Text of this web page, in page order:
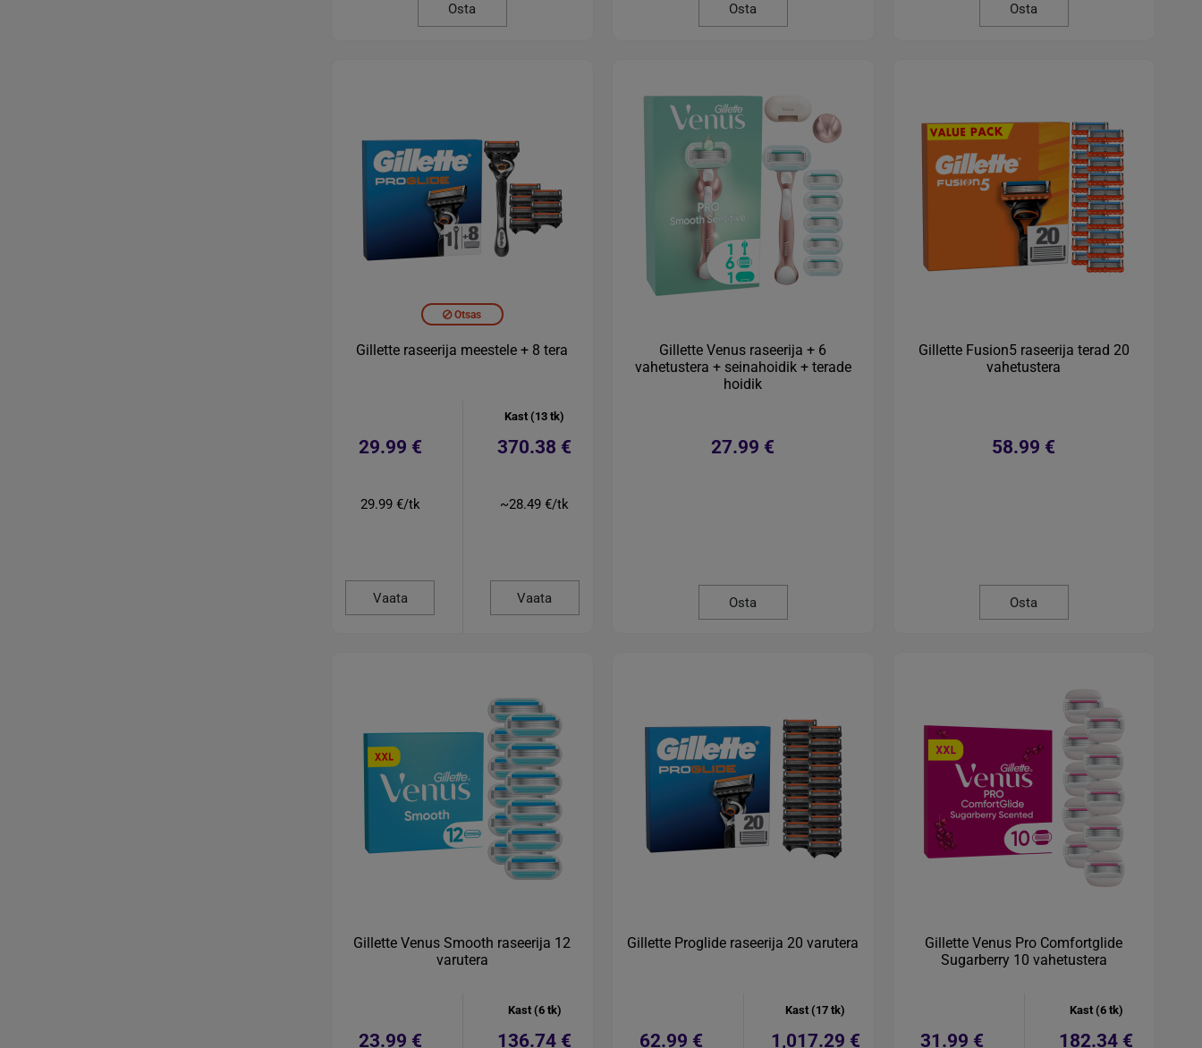
Osta Osta Osta
Otsas
Gillette raseerija meestele + 8 tera
29.99 €
29.99 €/tk
Vaata
Kast (13 tk)
370.38 €
~28.49 €/tk
Vaata
Gillette Venus raseerija + 6
vahetustera + seinahoidik + terade
hoidik
27.99 €
Osta
Gillette Fusion5 raseerija terad 20
vahetustera
58.99 €
Osta
Gillette Venus Smooth raseerija 12
varutera
23.99 €
Kast (6 tk)
136.74 €
Gillette Proglide raseerija 20 varutera
62.99 €
Kast (17 tk)
1,017.29 €
Gillette Venus Pro Comfortglide
Sugarberry 10 vahetustera
31.99 €
Kast (6 tk)
182.34 €